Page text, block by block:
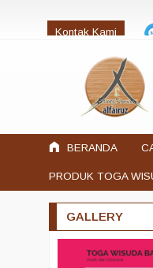
Kontak Kami
BERANDA
PRODUK TOGA
GALLERY